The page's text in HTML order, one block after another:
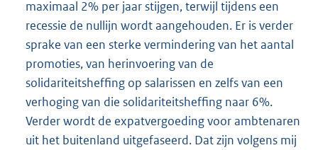
maximaal 2% per jaar stijgen, terwijl tijdens een
recessie de nullijn wordt aangehouden. Er is verder
sprake van een sterke vermindering van het aantal
promoties, van herinvoering van de
solidariteitsheffing op salarissen en zelfs van een
verhoging van die solidariteitsheffing naar 6%.
Verder wordt de expatvergoeding voor ambtenaren
uit het buitenland uitgefaseerd. Dat zijn volgens mij